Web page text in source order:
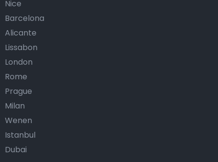
Nice
Barcelona
Alicante
Lissabon
London
Rome
Prague
Milan
Wenen
Istanbul
Dubai